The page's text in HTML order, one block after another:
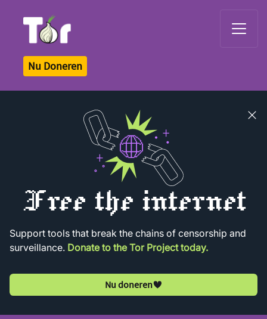
Nu Doneren
Free the internet
Support tools that break the chains of censorship and
surveillance. Donate to the Tor Project today.
Nu doneren